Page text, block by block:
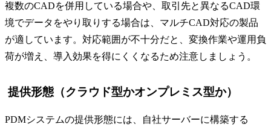
複数のCADを併用している場合や、取引先と異なるCAD環
境でデータをやり取りする場合は、マルチCAD対応の製品
が適しています。対応範囲が不十分だと、変換作業や運用負
荷が増え、導入効果を得にくくなるため注意しましょう。
提供形態（クラウド型かオンプレミス型か）
PDMシステムの提供形態には、自社サーバーに構築する